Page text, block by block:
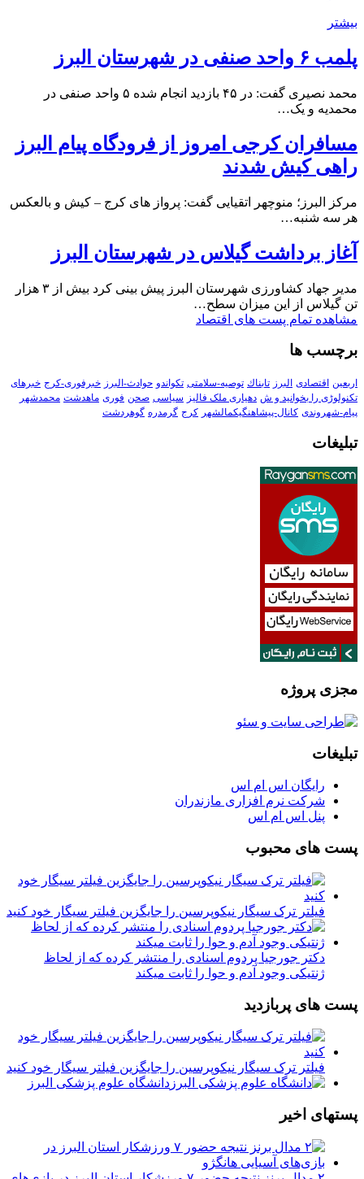
بیشتر
پلمب ۶ واحد صنفی در شهرستان البرز
محمد نصیری گفت: در ۴۵ بازدید انجام شده ۵ واحد صنفی در
محمدیه و یک…
مسافران کرجی امروز از فرودگاه پیام البرز
راهی کیش شدند
مرکز البرز؛ منوچهر اتقیایی گفت: پرواز های کرج – کیش و بالعکس
هر سه شنبه…
آغاز برداشت گیلاس در شهرستان البرز
مدیر جهاد کشاورزی شهرستان البرز پیش بینی کرد بیش از ۳ هزار
تن گیلاس از این میزان سطح…
مشاهده تمام پست های اقتصاد
برچسب ها
اربعین اقتصادی البرز تابناك توصیه-سلامتی تکواندو حوادث-البرز خبرفوری-کرج خبرهای
تکنولوڑی را بخوانید و ش دهیاری ملک فالیز سیاسی صحن فوری ماهدشت محمدشهر
پیام-شهروندی کانال-پیشاهنگیکمالشهر کرج گرمدره گوهردشت
تبلیغات
مجزی پروژه
تبلیغات
رایگان اس ام اس
شرکت نرم افزاری مازندران
پنل اس ام اس
پست های محبوب
فیلتر ترک سیگار نیکوپرسین را جایگزین فیلتر سیگار خود کنید
دکتر جورجیا پردوم اسنادی را منتشر کرده که از لحاظ
ژنتیکی وجود آدم و حوا را ثابت میکند
پست های پربازدید
فیلتر ترک سیگار نیکوپرسین را جایگزین فیلتر سیگار خود کنید
دانشگاه علوم پزشکی البرز
پستهای اخیر